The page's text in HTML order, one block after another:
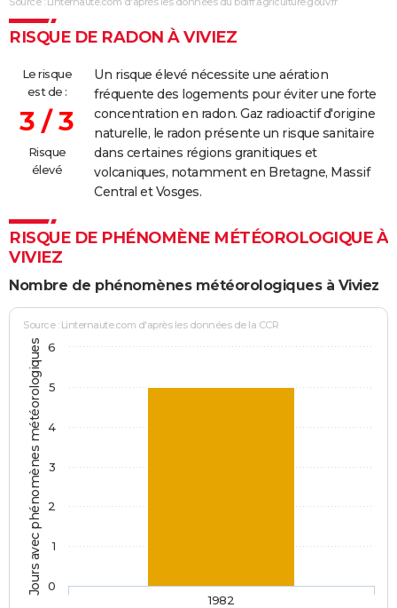
RISQUE DE RADON À VIVIEZ
Le risque
est de :
3 / 3
Risque
élevé
Un risque élevé nécessite une aération
fréquente des logements pour éviter une forte
concentration en radon. Gaz radioactif d'origine
naturelle, le radon présente un risque sanitaire
dans certaines régions granitiques et
volcaniques, notamment en Bretagne, Massif
Central et Vosges.
RISQUE DE PHÉNOMÈNE MÉTÉOROLOGIQUE À
VIVIEZ
Nombre de phénomènes météorologiques à Viviez
Jours avec phénomènes météorologiques
Source : Linternaute.com d'après les données de la CCR
1982
0
1
2
3
4
5
6